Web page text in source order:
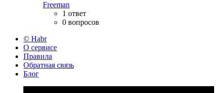
Freeman
1 ответ
0 вопросов
© Habr
О сервисе
Правила
Обратная связь
Блог